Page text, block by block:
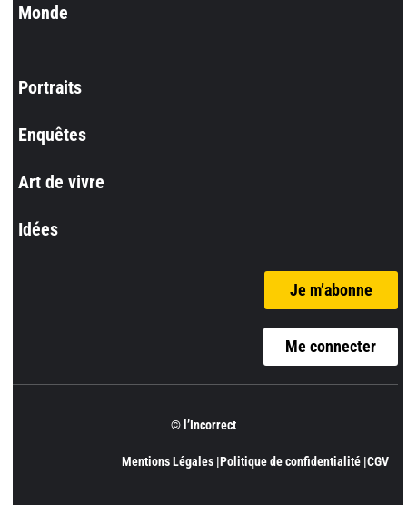
Monde
Portraits
Enquêtes
Art de vivre
Idées
Je m’abonne
Me connecter
© l’Incorrect
Mentions Légales |Politique de confidentialité |CGV